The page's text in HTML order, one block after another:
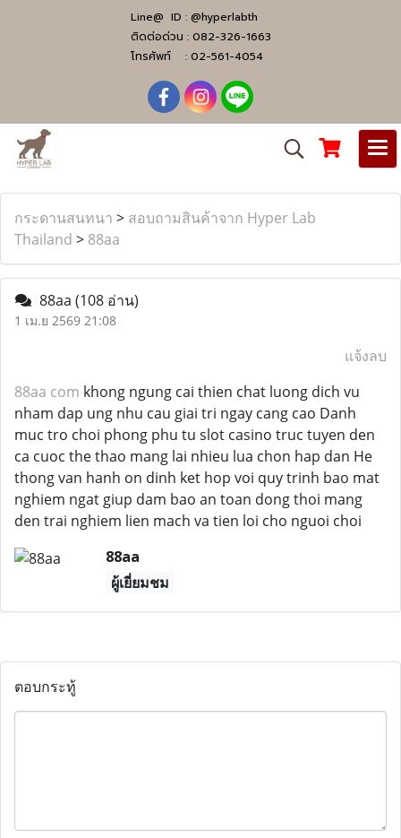
Line@ ID : @hyperlabth
ติดต่อด่วน : 082-326-1663
โทรศัพท์ : 02-561-4054
กระดานสนทนา > สอบถามสินค้าจาก Hyper Lab
Thailand > 88aa
88aa (108 อ่าน)
1 เม.ย 2569 21:08
แจ้งลบ
88aa com khong ngung cai thien chat luong dich vu
nham dap ung nhu cau giai tri ngay cang cao Danh
muc tro choi phong phu tu slot casino truc tuyen den
ca cuoc the thao mang lai nhieu lua chon hap dan He
thong van hanh on dinh ket hop voi quy trinh bao mat
nghiem ngat giup dam bao an toan dong thoi mang
den trai nghiem lien mach va tien loi cho nguoi choi
88aa
ผู้เยี่ยมชม
ตอบกระทู้